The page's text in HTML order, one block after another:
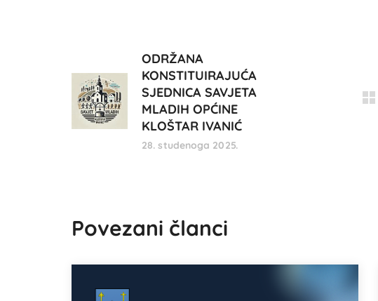
ODRŽANA
KONSTITUIRAJUĆA
SJEDNICA SAVJETA
MLADIH OPĆINE
KLOŠTAR IVANIĆ
28. studenoga 2025.
Povezani članci